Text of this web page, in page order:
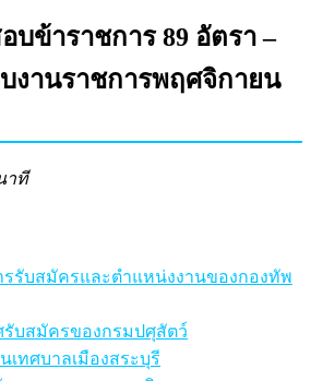
บข้าราชการ 89 อัตรา –
งานราชการพฤศจิกายน
าที
รรับสมัครและตำแหน่งงานของกองทัพ
บสมัครของกรมปศุสัตว์
เทศบาลเมืองสระบุรี